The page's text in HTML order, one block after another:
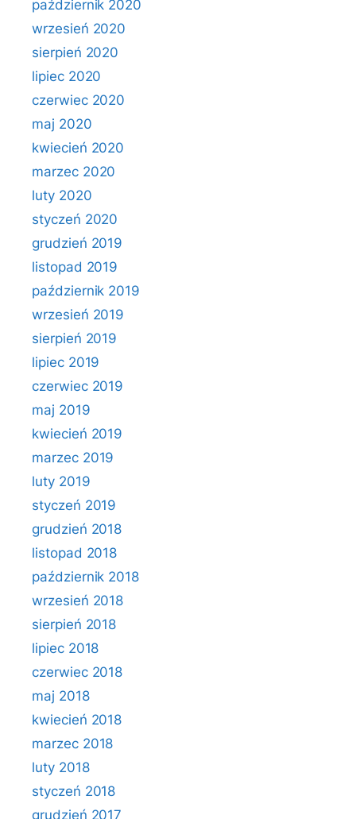
październik 2020
wrzesień 2020
sierpień 2020
lipiec 2020
czerwiec 2020
maj 2020
kwiecień 2020
marzec 2020
luty 2020
styczeń 2020
grudzień 2019
listopad 2019
październik 2019
wrzesień 2019
sierpień 2019
lipiec 2019
czerwiec 2019
maj 2019
kwiecień 2019
marzec 2019
luty 2019
styczeń 2019
grudzień 2018
listopad 2018
październik 2018
wrzesień 2018
sierpień 2018
lipiec 2018
czerwiec 2018
maj 2018
kwiecień 2018
marzec 2018
luty 2018
styczeń 2018
grudzień 2017